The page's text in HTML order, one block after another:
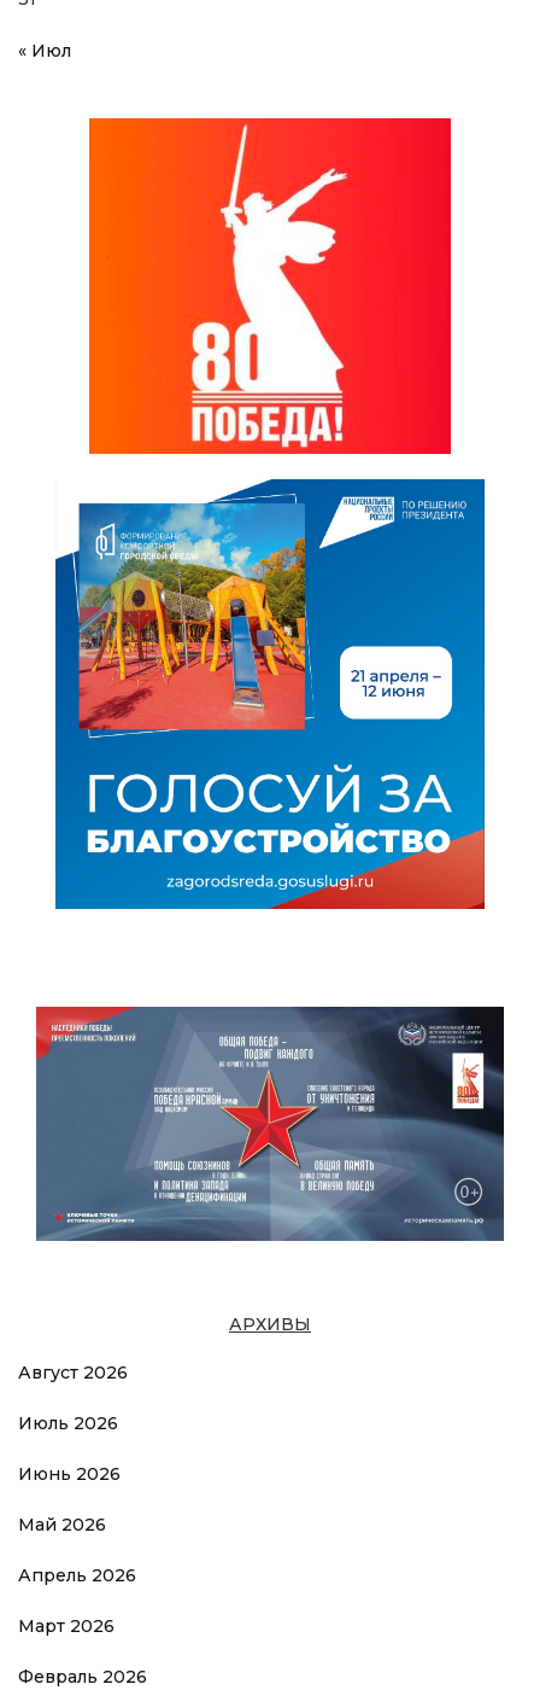
« Июл
АРХИВЫ
Август 2026
Июль 2026
Июнь 2026
Май 2026
Апрель 2026
Март 2026
Февраль 2026